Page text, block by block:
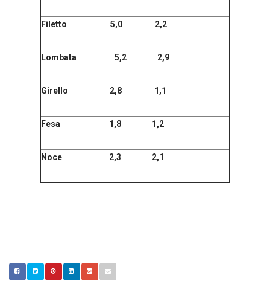
Filetto 5,0 2,2
Lombata 5,2 2,9
Girello 2,8 1,1
Fesa 1,8 1,2
Noce 2,3 2,1